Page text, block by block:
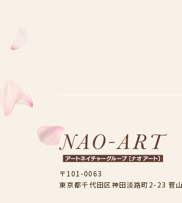
〒101-0063
東京都千代田区神田淡路町2-23 菅